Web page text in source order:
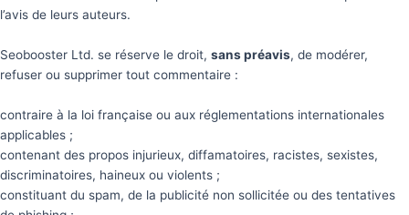
l’avis de leurs auteurs.
Seobooster Ltd. se réserve le droit, sans préavis, de modérer,
refuser ou supprimer tout commentaire :
contraire à la loi française ou aux réglementations internationales
applicables ;
contenant des propos injurieux, diffamatoires, racistes, sexistes,
discriminatoires, haineux ou violents ;
constituant du spam, de la publicité non sollicitée ou des tentatives